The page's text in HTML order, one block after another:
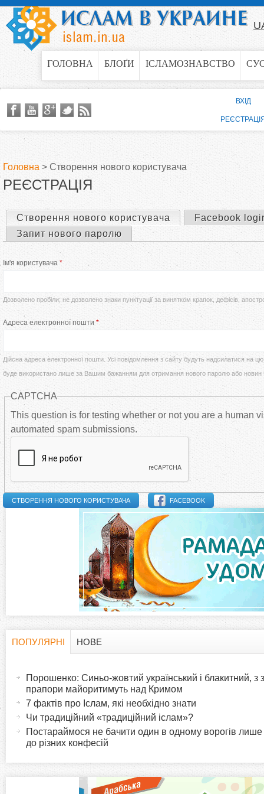
Jump to navigation
ГОЛОВНА БЛОҐИ ІСЛАМОЗНАВСТВО
В
є
у
т
Головна > Створення нового користувача
РЕЄСТРАЦІЯ
е
в
н
н
і
в
л
а
к
и
Створення нового користувача (активна вкладка)
Facebook
Запит нового паролю
Ім'я користувача *
Дозволено пробіли; не дозволено знаки пунктуації за винятком крапок, дефісів,
Адреса електронної пошти *
Дійсна адреса електронної пошти. Усі повідомлення з сайту будуть надсилатися на
буде використано лише за Вашим бажанням для отримання нового паролю або
CAPTCHA
This question is for testing whether or not you are a human
automated spam submissions.
FACEBOOK
ВХІД
ПОПУЛЯРНІ
в
НОВЕ
Порошенко: Синьо-жовтий український і блакитний, з
прапори майоритимуть над Кримом
7 фактів про Іслам, які необхідно знати
Чи традиційний «традиційний іслам»?
Постараймося не бачити один в одному ворогів лише
до різних конфесій